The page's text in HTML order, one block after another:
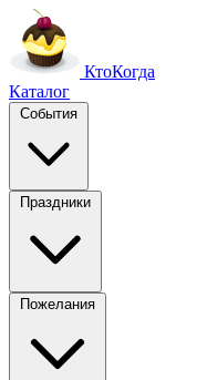
КтоКогда
Каталог
События
Праздники
Пожелания